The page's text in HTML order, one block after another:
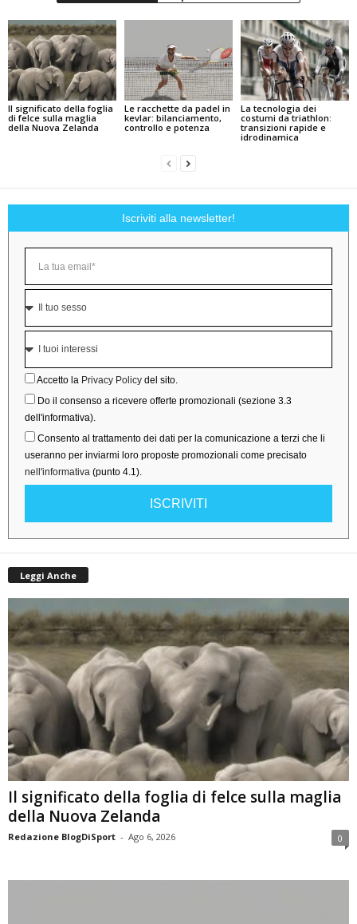
Il significato della foglia
di felce sulla maglia
della Nuova Zelanda
Le racchette da padel in
kevlar: bilanciamento,
controllo e potenza
La tecnologia dei
costumi da triathlon:
transizioni rapide e
idrodinamica
Iscriviti alla newsletter!
Accetto la Privacy Policy del sito.
Do il consenso a ricevere offerte promozionali (sezione 3.3
dell'informativa).
Consento al trattamento dei dati per la comunicazione a terzi che li
useranno per inviarmi loro proposte promozionali come precisato
nell'informativa (punto 4.1).
ISCRIVITI
Leggi Anche
Il significato della foglia di felce sulla maglia
della Nuova Zelanda
Redazione BlogDiSport - Ago 6, 2026 0